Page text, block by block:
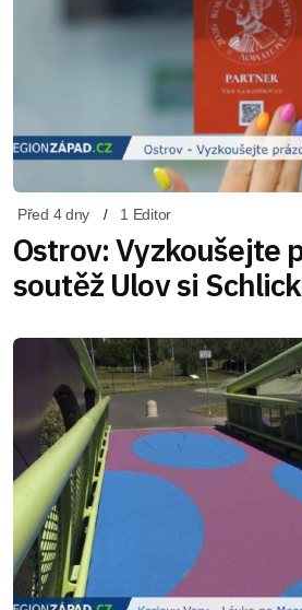
Před 4 dny 1 Editor
Ostrov: Vyzkoušejte
soutěž Ulov si